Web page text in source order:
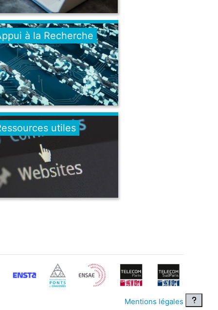
à la Recherche
utiles
Mentions légales